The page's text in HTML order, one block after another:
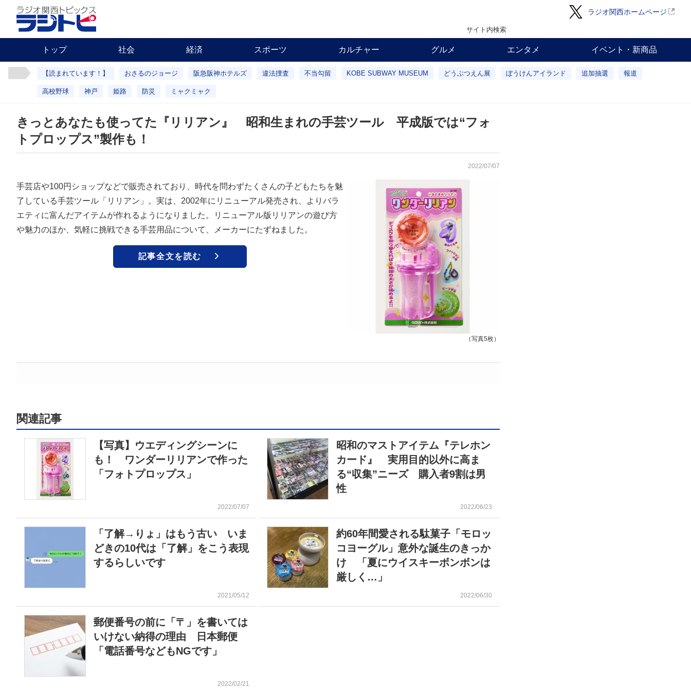
ラジオ関西ホームページ
サイト内検索
トップ 社会 経済 スポーツ カルチャー グルメ エンタメ イベント・新商品
【読まれています！】 おさるのジョージ 阪急阪神ホテルズ 違法捜査 不当勾留 KOBE SUBWAY MUSEUM どうぶつえん展 ぼうけんアイランド 追加抽選 報道
高校野球 神戸 姫路 防災 ミャクミャク
きっとあなたも使ってた『リリアン』 昭和生まれの手芸ツール 平成版では“フォ
トプロップス”製作も！
2022/07/07
（写真5枚）
手芸店や100円ショップなどで販売されており、時代を問わずたくさんの子どもたちを魅
了している手芸ツール「リリアン」。実は、2002年にリニューアル発売され、よりバラ
エティに富んだアイテムが作れるようになりました。リニューアル版リリアンの遊び方
や魅力のほか、気軽に挑戦できる手芸用品について、メーカーにたずねました。
記事全文を読む
関連記事
【写真】ウエディングシーンに
も！ ワンダーリリアンで作った
「フォトプロップス」
2022/07/07
昭和のマストアイテム『テレホン
カード』 実用目的以外に高ま
る“収集”ニーズ 購入者9割は男
性
2022/06/23
「了解→りょ」はもう古い いま
どきの10代は「了解」をこう表現
するらしいです
2021/05/12
約60年間愛される駄菓子「モロッ
コヨーグル」意外な誕生のきっか
け 「夏にウイスキーボンボンは
厳しく…」
2022/06/30
郵便番号の前に「〒」を書いては
いけない納得の理由 日本郵便
「電話番号などもNGです」
2022/02/21